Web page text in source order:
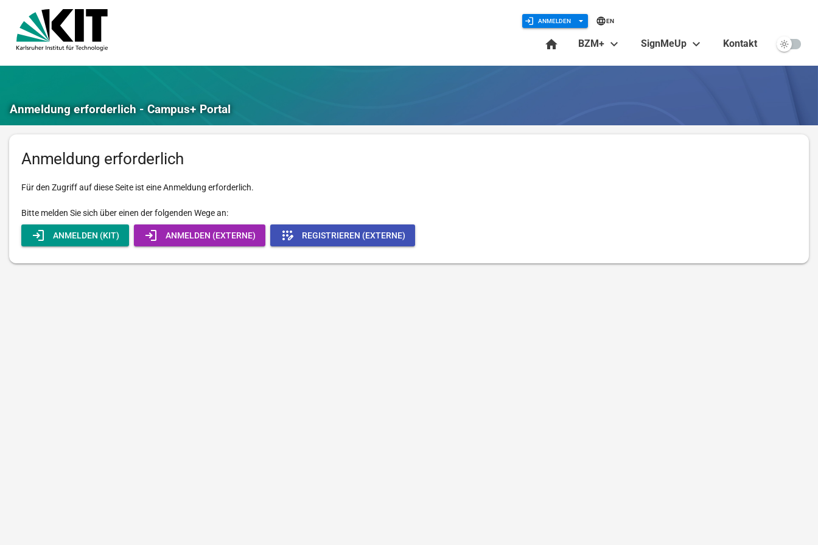
ANMELDEN EN
BZM+ SignMeUp Kontakt
Anmeldung erforderlich - Campus+ Portal
Anmeldung erforderlich
Für den Zugriff auf diese Seite ist eine Anmeldung erforderlich.
Bitte melden Sie sich über einen der folgenden Wege an:
ANMELDEN (KIT) ANMELDEN (EXTERNE) REGISTRIEREN (EXTERNE)